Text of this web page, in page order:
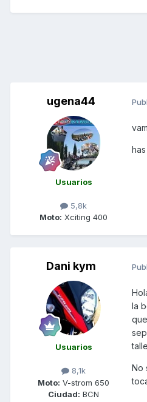
ugena44
Usuarios
5,8k
Moto: Xciting 400
Dani kym
Usuarios
8,1k
Moto: V-strom 650
Ciudad: BCN
la
No